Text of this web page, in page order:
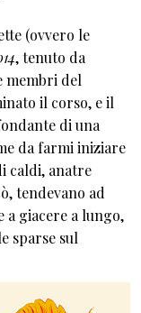
(ovvero le
, tenuto da
membri del
il corso, e il
di una
da farmi iniziare
caldi, anatre
tendevano ad
a giacere a lungo,
sparse sul